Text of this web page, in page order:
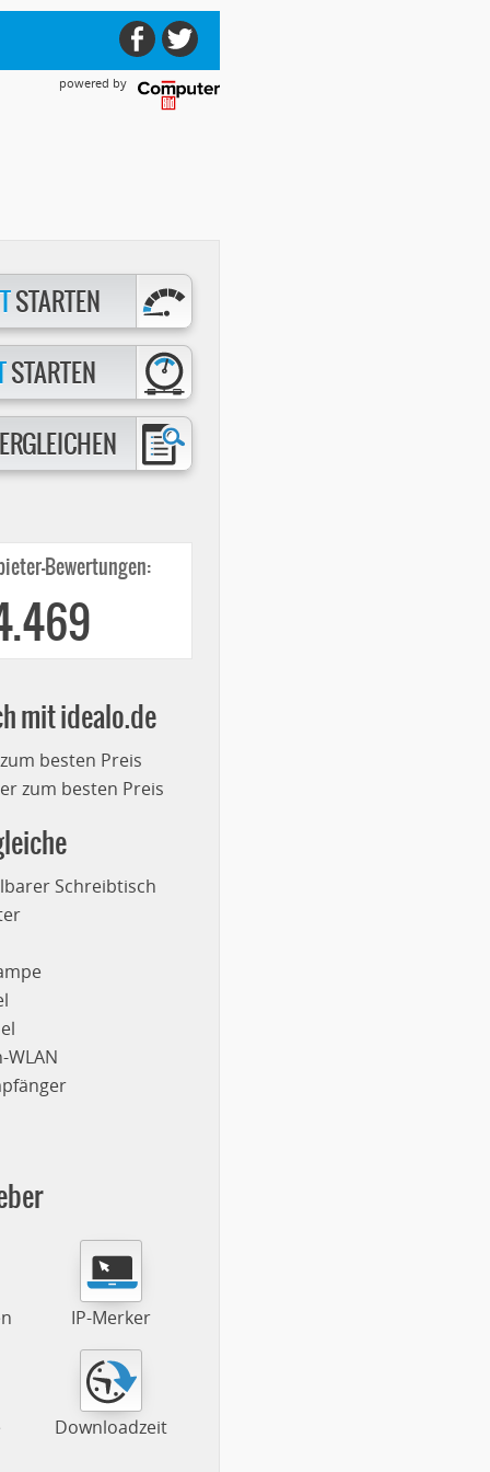
powered by
STARTEN
STARTEN
Bewertungen:
mit idealo.de
besten Preis
zum besten Preis
Schreibtisch
IP-Merker
Downloadzeit